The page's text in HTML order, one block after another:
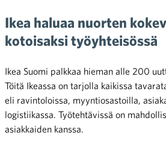
Ikea haluaa nuorten
kotoisaksi työyhteisössä
Ikea Suomi palkkaa hieman alle 200
Töitä Ikeassa on tarjolla kaikissa
eli ravintoloissa, myyntiosastoilla,
logistiikassa. Työtehtävissä on
asiakkaiden kanssa.